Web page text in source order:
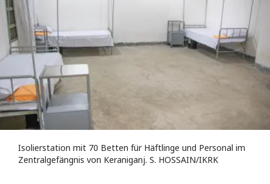
Isolierstation mit 70 Betten für Häftlinge und Personal im
Zentralgefängnis von Keraniganj. S. HOSSAIN/IKRK